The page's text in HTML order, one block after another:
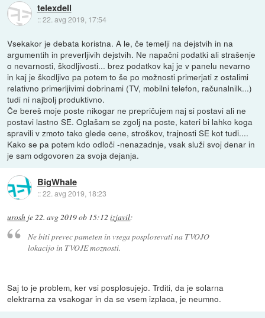
telexdell
::22. avg 2019, 17:54
Vsekakor je debata koristna. A le, če temelji na dejstvih in na
argumentih in preverljivih dejstvih. Ne napačni podatki ali strašenje
o nevarnosti, škodljivosti... brez podatkov kaj je v panelu nevarno
in kaj je škodljivo pa potem to še po možnosti primerjati z ostalimi
relativno primerljivimi dobrinami (TV, mobilni telefon, računalnilk...)
tudi ni najbolj produktivno.
Če bereš moje poste nikogar ne prepričujem naj si postavi ali ne
postavi lastno SE. Oglašam se zgolj na poste, kateri bi lahko koga
spravili v zmoto tako glede cene, stroškov, trajnosti SE kot tudi....
Kako se pa potem kdo odloči -nenazadnje, vsak služi svoj denar in
je sam odgovoren za svoja dejanja.
BigWhale
::22. avg 2019, 18:23
urosh je22. avg 2019 ob 15:12 izjavil:
Ne biti prevec pameten in vsega posplosevati na TVOJO
lokacijo in TVOJE moznosti.
Saj to je problem, ker vsi posplosujejo. Trditi, da je solarna
elektrarna za vsakogar in da se vsem izplaca, je neumno.